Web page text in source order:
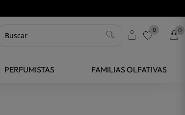
0 0
PERFUMISTAS FAMILIAS OLFATIVAS